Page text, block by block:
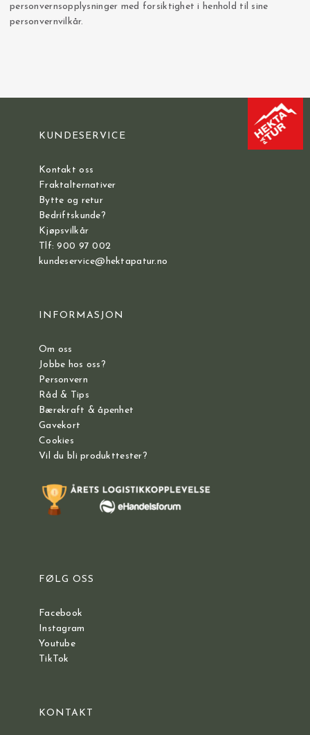
personvernsopplysninger med forsiktighet i henhold til sine
personvernvilkår.
KUNDESERVICE
Kontakt oss
Fraktalternativer
Bytte og retur
Bedriftskunde?
Kjøpsvilkår
Tlf: 900 97 002
kundeservice@hektapatur.no
INFORMASJON
Om oss
Jobbe hos oss?
Personvern
Råd & Tips
Bærekraft & åpenhet
Gavekort
Cookies
Vil du bli produkttester?
FØLG OSS
Facebook
Instagram
Youtube
TikTok
KONTAKT